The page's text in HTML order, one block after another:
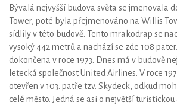
Bývalá nejvyšší budova světa se jmenovala
Tower, poté byla přejmenováno na Willis
sídlily v této budově. Tento mrakodrap se
vysoký 442 metrů a nachází se zde 108
dokončena v roce 1973. Dnes má v budově
letecká společnost United Airlines. V roce
otevřen v 103. patře tzv. Skydeck, odkud
celé město. Jedná se asi o největší